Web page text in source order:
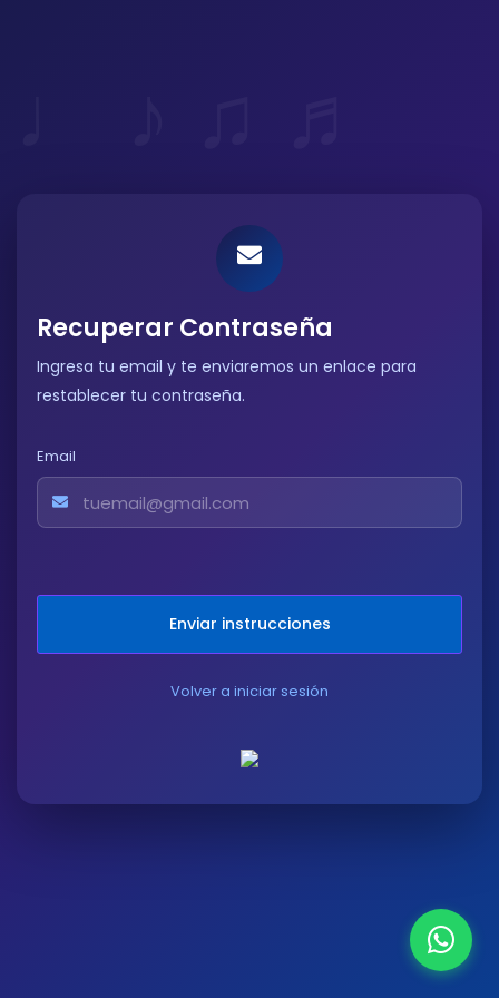
Recuperar Contraseña
Ingresa tu email y te enviaremos un enlace para
restablecer tu contraseña.
Email
Enviar instrucciones
Volver a iniciar sesión